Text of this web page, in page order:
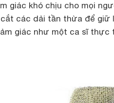
giác khó chịu cho mọi
các dải tần thừa để giữ
giác như một ca sĩ thực